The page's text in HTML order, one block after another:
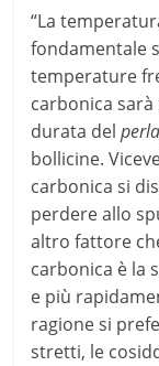
“La
fondamentale
temperature
carbonica
durata del
bollicine.
carbonica si
perdere allo
altro fattore
carbonica è la
e più
ragione si
stretti, le